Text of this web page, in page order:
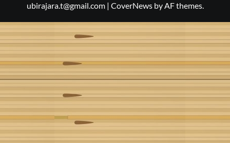
ubirajara.t@gmail.com | CoverNewsby AF themes.